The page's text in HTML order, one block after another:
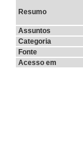
Resumo
Assuntos
Categoria
Fonte
Acesso em